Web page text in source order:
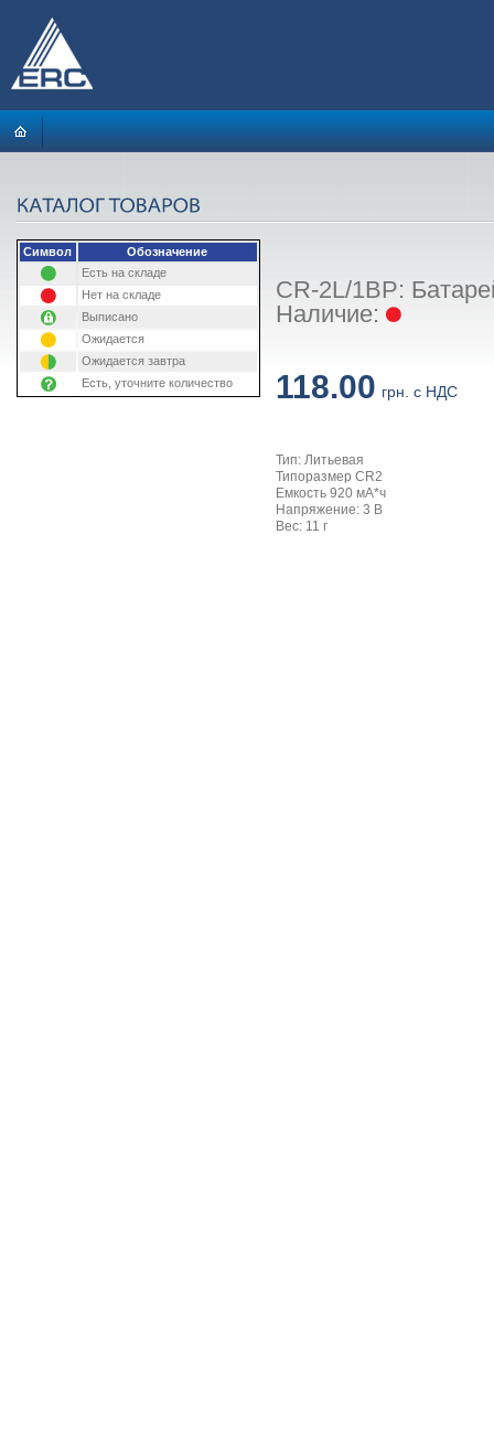
Символ
Обозначение
Есть на складе
Нет на складе
Выписано
Ожидается
Ожидается завтра
Есть, уточните количество
CR-2L/1BP:
Наличие:
118.00 грн. с НДС
Тип: Литьевая
Типоразмер CR2
Емкость 920 мА*ч
Напряжение: 3 В
Вес: 11 г